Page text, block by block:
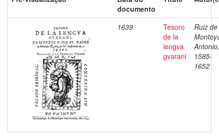
documento
1639
Tesoro
de la
lengva
gvarani
Ruiz de
Antonio,
1585-
1652